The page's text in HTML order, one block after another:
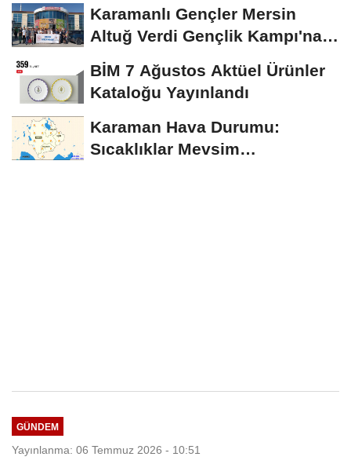
Karamanlı Gençler Mersin
Altuğ Verdi Gençlik Kampı'na
Uğurlandı
BİM 7 Ağustos Aktüel Ürünler
Kataloğu Yayınlandı
Karaman Hava Durumu:
Sıcaklıklar Mevsim
GÜNDEM
Yayınlanma: 06 Temmuz 2026 - 10:51